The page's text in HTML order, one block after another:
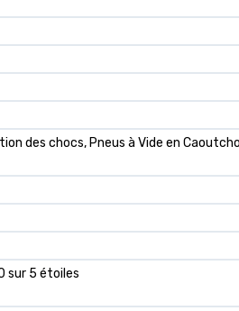
des chocs, Pneus à Vide en
sur 5 étoiles